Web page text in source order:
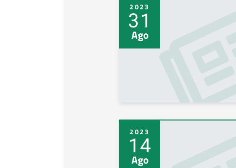
2023
31
Ago
2023
14
Ago